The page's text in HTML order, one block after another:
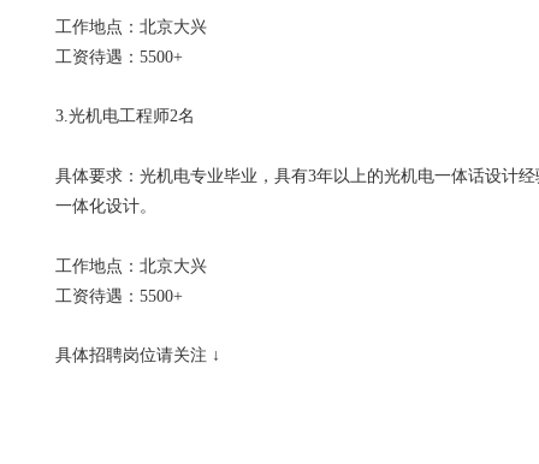
工作地点：北京大兴
工资待遇：5500+
3.光机电工程师2名
具体要求：光机电专业毕业，具有3年以上的光机电一体话设计
一体化设计。
工作地点：北京大兴
工资待遇：5500+
具体招聘岗位请关注 ↓